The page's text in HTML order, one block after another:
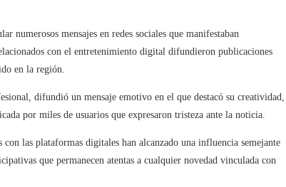
numerosos mensajes en redes sociales que manifestaban
con el entretenimiento digital difundieron publicaciones
en la región.
difundió un mensaje emotivo en el que destacó su creatividad,
por miles de usuarios que expresaron tristeza ante la noticia.
las plataformas digitales han alcanzado una influencia semejante
que permanecen atentas a cualquier novedad vinculada con